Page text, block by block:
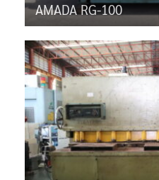
AMADA RG-100